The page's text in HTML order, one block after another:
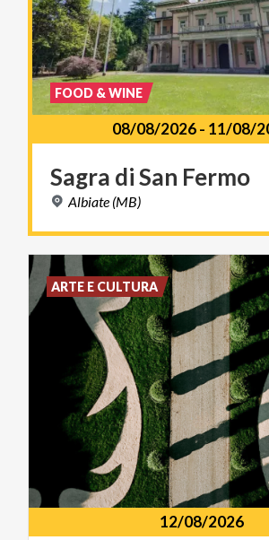
08/08/2026- 11/08/
Sagra diSan Fermo
Albiate (MB)
FOOD & WINE
12/08/2026
ARTE E CULTURA